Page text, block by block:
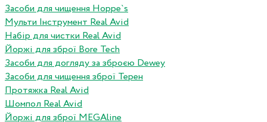
Засоби для чищення Hoppe`s
Мульти Інструмент Real Avid
Набір для чистки Real Avid
Йоржі для зброї Bore Tech
Засоби для догляду за зброєю Dewey
Засоби для чищення зброї Терен
Протяжка Real Avid
Шомпол Real Avid
Йоржі для зброї MEGAline